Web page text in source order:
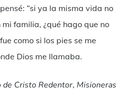
“si ya la misma vida no
familia, ¿qué hago que no
como si los pies se me
Dios me llamaba.
Cristo Redentor, Misioneras